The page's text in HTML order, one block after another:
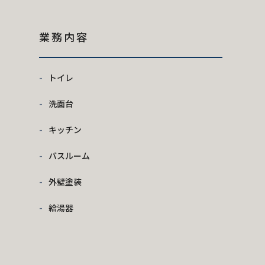
業務内容
トイレ
洗面台
キッチン
バスルーム
外壁塗装
給湯器